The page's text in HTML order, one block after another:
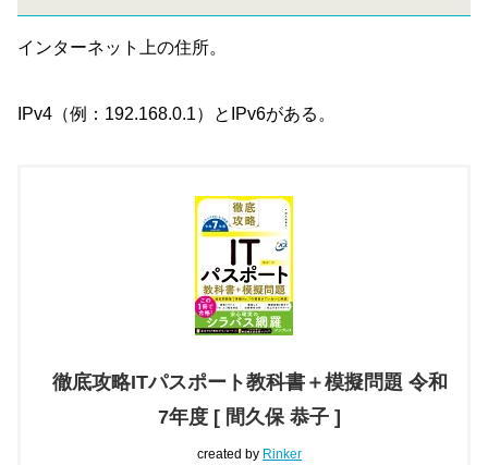
インターネット上の住所。
IPv4（例：192.168.0.1）とIPv6がある。
徹底攻略ITパスポート教科書＋模擬問題 令和
7年度 [ 間久保 恭子 ]
created by Rinker